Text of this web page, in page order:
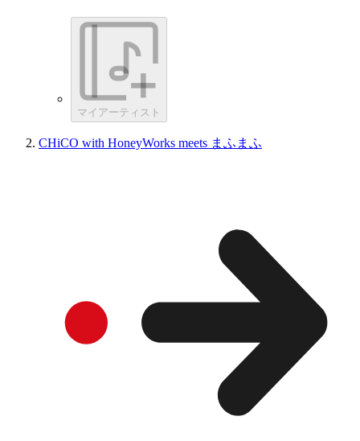
マイアーティスト
CHiCO with HoneyWorks meets まふまふ